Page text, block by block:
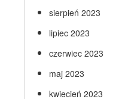
sierpień 2023
lipiec 2023
czerwiec 2023
maj 2023
kwiecień 2023